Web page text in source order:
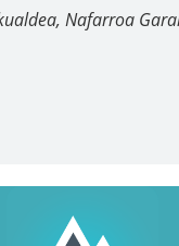
Nafarroa